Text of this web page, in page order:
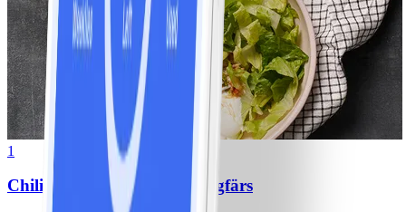
1
Chili con carne med kycklingfärs